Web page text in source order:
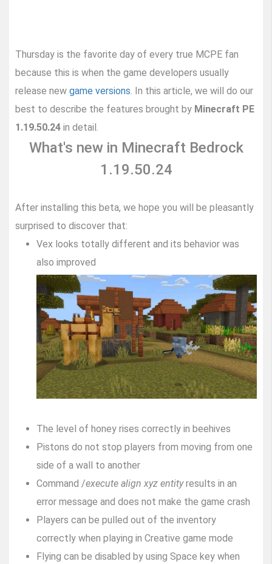
Thursday is the favorite day of every true MCPE fan
because this is when the game developers usually
release new game versions. In this article, we will do our
best to describe the features brought by Minecraft PE
1.19.50.24 in detail.
What's new in Minecraft Bedrock
1.19.50.24
After installing this beta, we hope you will be pleasantly
surprised to discover that:
Vex looks totally different and its behavior was
also improved
The level of honey rises correctly in beehives
Pistons do not stop players from moving from one
side of a wall to another
Command /execute align xyz entityresults in an
error message and does not make the game crash
Players can be pulled out of the inventory
correctly when playing in Creative game mode
Flying can be disabled by using Space key when